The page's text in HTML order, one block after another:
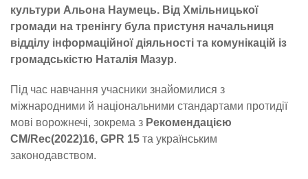
культури Альона Наумець. Від Хмільницької
громади на тренінгу була пристуня начальниця
відділу інформаційної діяльності та комунікацій із
громадськістю Наталія Мазур.
Під час навчання учасники знайомилися з
міжнародними й національними стандартами протидії
мові ворожнечі, зокрема з Рекомендацією
CM/Rec(2022)16, GPR 15 та українським
законодавством.